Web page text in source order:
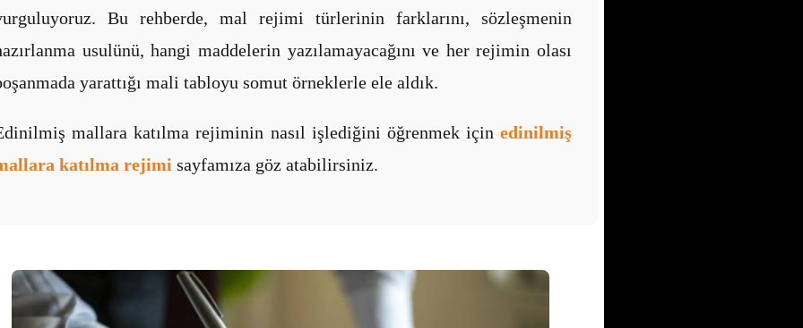
Bu rehberde, mal rejimi türlerinin farklarını, sözleşmenin
usulünü, hangi maddelerin yazılamayacağını ve her rejimin olası
yarattığı mali tabloyu somut örneklerle ele aldık.
mallara katılma rejiminin nasıl işlediğini öğrenmek için edinilmiş
katılma rejimi sayfamıza göz atabilirsiniz.